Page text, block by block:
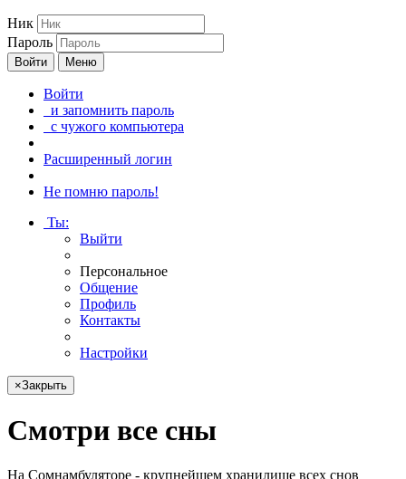
Ник
Пароль
Войти Меню
Войти
и запомнить пароль
с чужого компьютера
Расширенный логин
Не помню пароль!
Ты:
Выйти
Персональное
Общение
Профиль
Контакты
Настройки
×Закрыть
Смотри все сны
На Сомнамбуляторе - крупнейшем хранилище всех снов